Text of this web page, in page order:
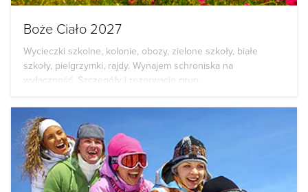
Boże Ciało 2027
Wycieczki szkolne, kolonie, obozy, zielone szkoły, białe
szkoły, pielgrzymki, rajdy. Wynajem schroniska na
wyłączność. Szczegóły i rezerwacje grup...